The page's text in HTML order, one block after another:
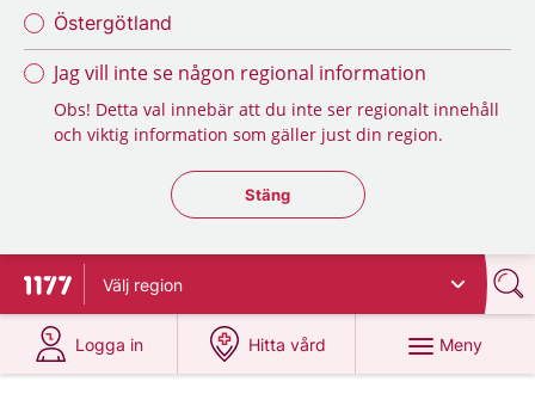
Östergötland
Jag vill inte se någon regional information
Obs! Detta val innebär att du inte ser regionalt innehåll
och viktig information som gäller just din region.
Stäng regionsväljaren
Stäng
Till startsidan för 1177
Välj region
Logga in
på 1177.se
Hitta vård
på 1177.se
Meny